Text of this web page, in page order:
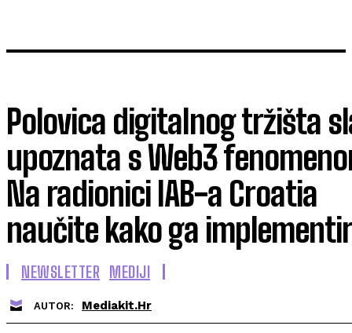
Polovica digitalnog tržišta
upoznata s Web3
Na radionici IAB-a Croatia
naučite kako ga
NEWSLETTER MEDIJI
AUTOR: Mediakit.hr